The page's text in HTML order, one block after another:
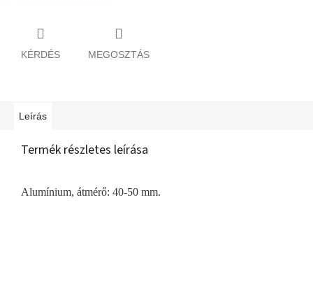
KÉRDÉS MEGOSZTÁS
Leírás
Termék részletes leírása
Alumínium, átmérő: 40-50 mm.